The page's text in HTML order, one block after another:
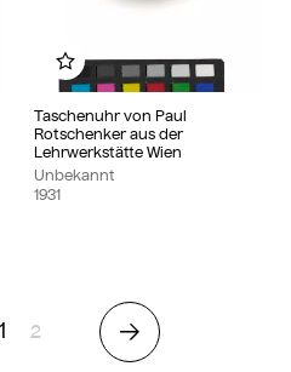
Taschenuhr von Paul
Rotschenker aus der
Lehrwerkstätte Wien
Unbekannt
1931
Zu meinem Album
1 Seite
2 Nächste Seite